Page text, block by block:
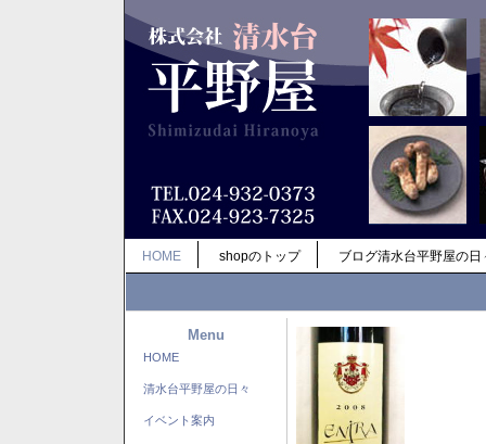
HOME shopのトップ ブログ清水台平野屋の日
Menu
HOME
清水台平野屋の日々
イベント案内